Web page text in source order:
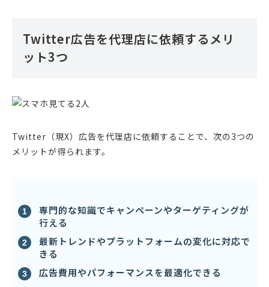
Twitter広告を代理店に依頼するメリ
ット3つ
Twitter（現X）広告を代理店に依頼することで、次の3つの
メリットが得られます。
専門的な知識でキャンペーンやターゲティングが
行える
最新トレンドやプラットフォームの変化に対応で
きる
広告費用やパフォーマンスを最適化できる